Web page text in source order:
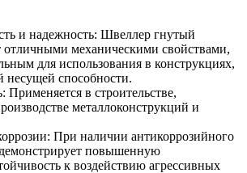
и надежность: Швеллер гнутый
отличными механическими свойствами,
для использования в конструкциях,
способности.
в строительстве,
металлоконструкций и
При наличии антикоррозийного
повышенную
к воздействию агрессивных